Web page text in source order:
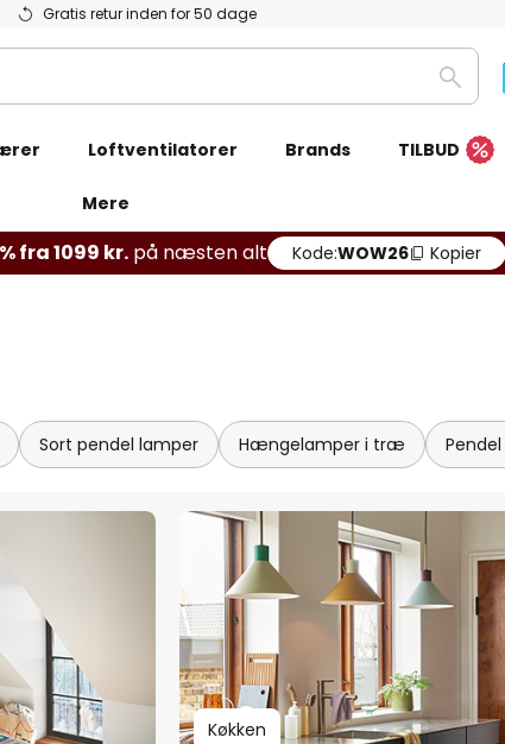
Gratis retur inden for 50 dage
Søg
Loftventilatorer Brands TILBUD
Mere
fra 1099 kr. på næsten alt Kode:WOW26 Kopier
Sort pendel lamper Hængelamper i træ
Køkken